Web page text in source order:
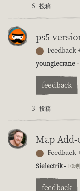
6 投稿
ps5
Feedback
younglecrane -
feedback
3 投稿
Map Add-
Feedback
Sielectrik - 10
feedback